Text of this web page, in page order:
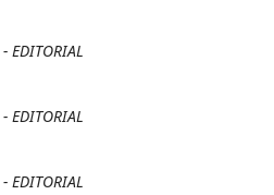
- EDITORIAL
- EDITORIAL
- EDITORIAL